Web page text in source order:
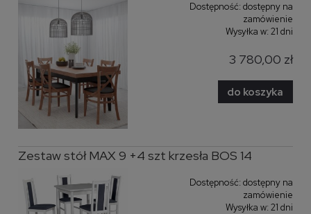
Dostępność: dostępny na
zamówienie
Wysyłka w: 21 dni
3 780,00 zł
do koszyka
Zestaw stół MAX 9 +4 szt krzesła BOS 14
Dostępność: dostępny na
zamówienie
Wysyłka w: 21 dni